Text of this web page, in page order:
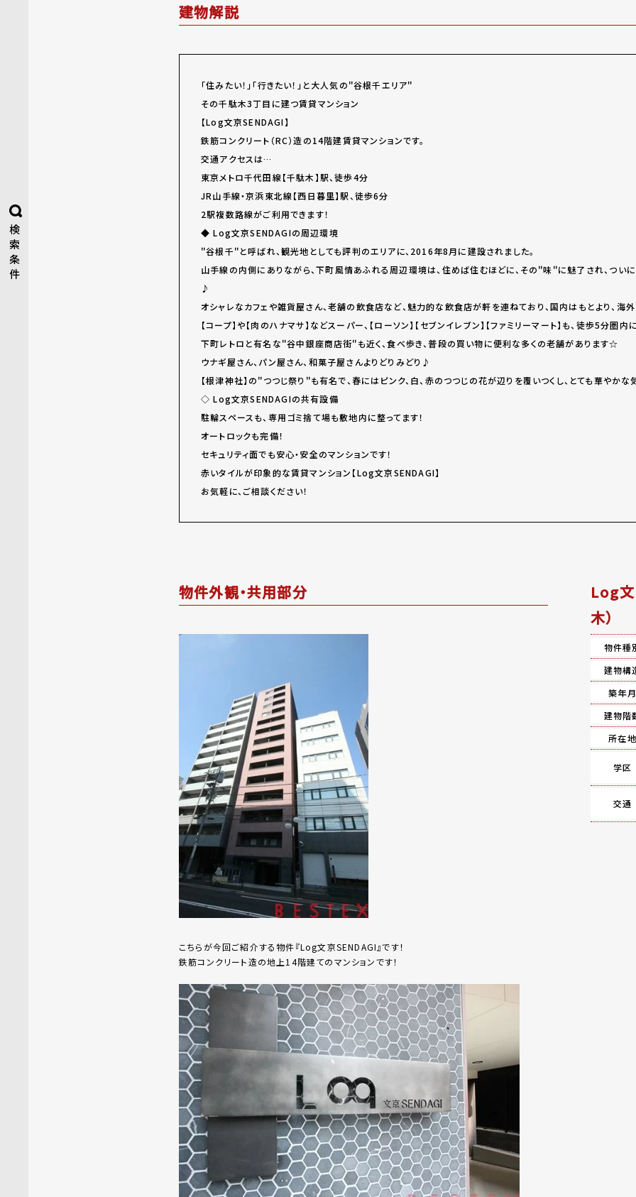
検
索
条
件
建物解説
「住みたい！」「行きたい！」と大人気の＂谷根千エリア＂
その千駄木3丁目に建つ賃貸マンション
【Log文京SENDAGI】
鉄筋コンクリート（RC）造の14階建賃貸マンションです。
交通アクセスは…
東京メトロ千代田線【千駄木】駅、徒歩4分
JR山手線・京浜東北線【西日暮里】駅、徒歩6分
2駅複数路線がご利用できます！
◆ Log文京SENDAGIの周辺環境
＂谷根千＂と呼ばれ、観光地としても評判のエリアに、2016年8月に建設されました。
山手線の内側にありながら、下町風情あふれる周辺環境は、住めば住むほどに、その＂味＂に魅了され、つい
♪
オシャレなカフェや雑貨屋さん、老舗の飲食店など、魅力的な飲食店が軒を連ねており、国内はもとより、海
【コープ】や【肉のハナマサ】などスーパー、【ローソン】【セブンイレブン】【ファミリーマート】も、徒歩5分圏
下町レトロと有名な＂谷中銀座商店街＂も近く、食べ歩き、普段の買い物に便利な多くの老舗があります☆
ウナギ屋さん、パン屋さん、和菓子屋さんよりどりみどり♪
【根津神社】の＂つつじ祭り＂も有名で、春にはピンク、白、赤のつつじの花が辺りを覆いつくし、とても華やか
◇ Log文京SENDAGIの共有設備
駐輪スペースも、専用ゴミ捨て場も敷地内に整ってます！
オートロックも完備！
セキュリティ面でも安心・安全のマンションです！
赤いタイルが印象的な賃貸マンション【Log文京SENDAGI】
お気軽に、ご相談ください！
物件外観・共用部分
こちらが今回ご紹介する物件『Log文京SENDAGI』です！
鉄筋コンクリート造の地上14階建てのマンションです！
Log
木）
物件種
建物構
築年月
建物階
所在地
学区
交通